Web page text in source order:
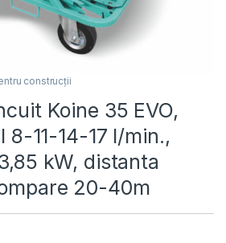
construcții
Koine 35 EVO,
8-11-14-17 l/min.,
kW, distanta
20-40m